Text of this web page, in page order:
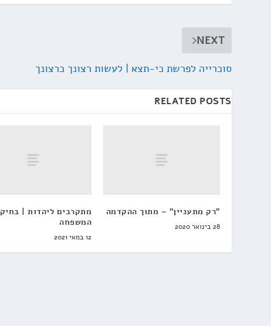
NEXT
סוכרייה לפרשת כי-תצא | לעשות רצונך כרצונך
RELATED POSTS
"רק מתעניין" – מתוך ההקדמה
28 בינואר 2020
מתקרבים ליהדות | בחיק
המשפחה
12 במאי 2021